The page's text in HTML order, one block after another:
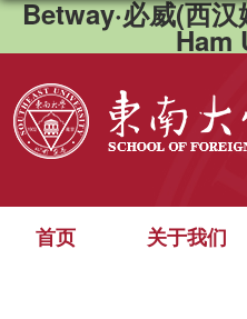
Betway·必威(西
Ham
首页 关于我们